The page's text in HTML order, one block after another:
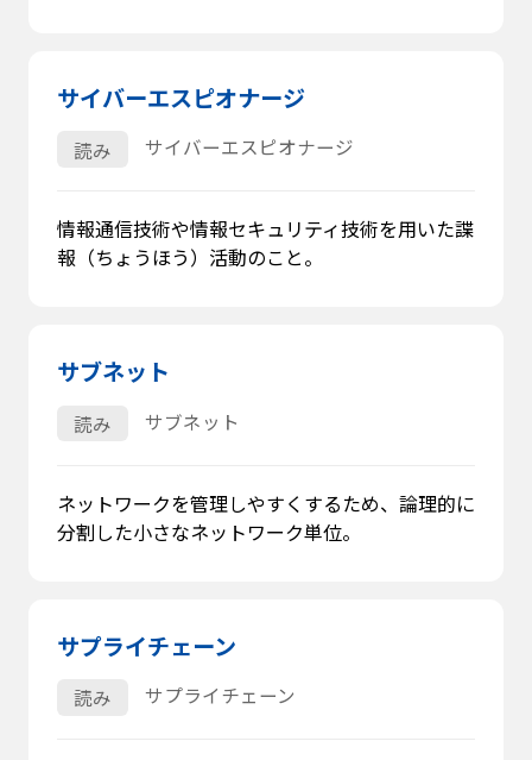
サイバーエスピオナージ
読み サイバーエスピオナージ
情報通信技術や情報セキュリティ技術を用いた諜
報（ちょうほう）活動のこと。
サブネット
読み サブネット
ネットワークを管理しやすくするため、論理的に
分割した小さなネットワーク単位。
サプライチェーン
読み サプライチェーン